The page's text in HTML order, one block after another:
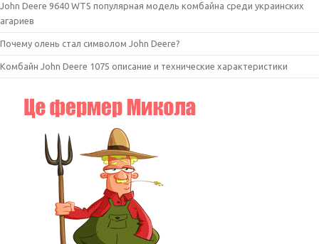
John Deere 9640 WTS популярная модель комбайна среди украинских
агариев
Почему олень стал символом John Deere?
Комбайн John Deere 1075 описание и технические характеристики